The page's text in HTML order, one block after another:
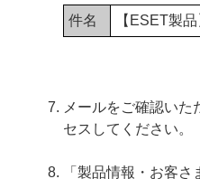
件名 【ESET製
メールをご確認い
セスしてください。
「製品情報・お客